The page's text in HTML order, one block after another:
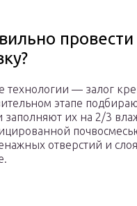
провести
технологии — залог
этапе
заполняют их на 2/3
отверстий и